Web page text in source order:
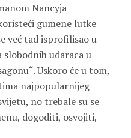
Nancyja
gumene lutke
već tad isprofilisao u
slobodnih udaraca u
Uskoro će u tom,
najpopularnijeg
no trebale su se
dogoditi, osvojiti,